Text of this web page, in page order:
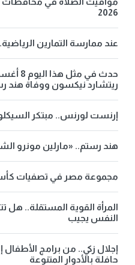
2026
عند ممارسة التمارين
حدث في
ريتشارد نيكسون ووفاة هند
إرنست لورنس.. مبتكر
هند رستم.. «مارلين مونرو
مجموعة مصر في تصفيات كأس
المرأة القوية المستقلة.. هل
النفس يجيب
إجلال زكي.. من برامج
حافلة بالأدوار المتنوعة